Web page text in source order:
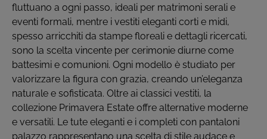
fluttuano a ogni passo, ideali per matrimoni serali e
eventi formali, mentre i vestiti eleganti corti e midi,
spesso arricchiti da stampe floreali e dettagli ricercati,
sono la scelta vincente per cerimonie diurne come
battesimi e comunioni. Ogni modello è studiato per
valorizzare la figura con grazia, creando un’eleganza
naturale e sofisticata. Oltre ai classici vestiti, la
collezione Primavera Estate offre alternative moderne
e versatili. Le tute eleganti e i completi con pantaloni
palazzo rappresentano una scelta di stile audace e